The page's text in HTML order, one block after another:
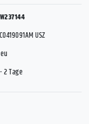
USZ
2 Tage